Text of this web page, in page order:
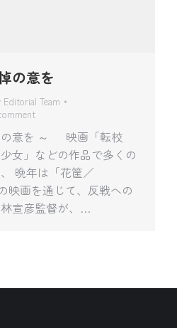
の意を
Editorial Team
の意を ～ 映画「転校
女」などの作品で多くの
晩年は「花筐／
映画を通じて、反戦への
宣彦監督が、…